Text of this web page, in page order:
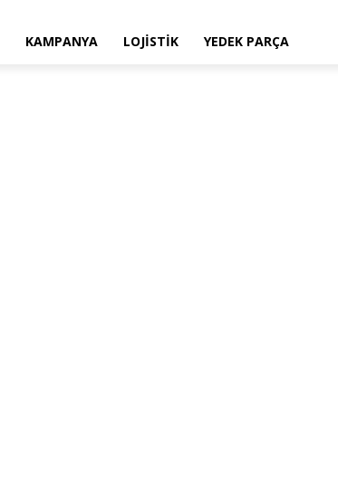
KAMPANYA LOJİSTİK YEDEK PARÇA